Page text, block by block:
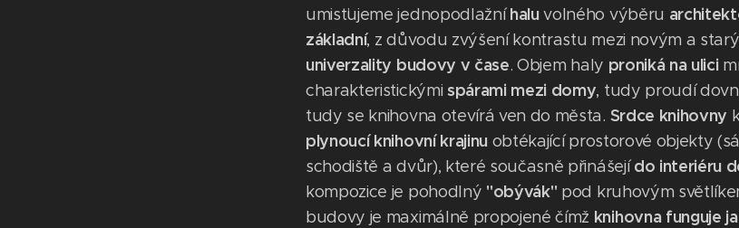
umisťujeme jednopodlažníhaluvolného výběru
základní, z důvodu zvýšení kontrastu mezi novým a
univerzality budovy v čase. Objem haly proniká na ulici
charakteristickými spárami mezi domy, tudy proudí
tudy se knihovna otevírá ven do města. Srdce knihovny
plynoucí knihovní krajinu obtékající prostorové objekty
schodiště a dvůr), které současně přinášejído interiéru
kompozice je pohodlný "obývák" pod kruhovým
budovy je maximálně propojené čímž knihovna funguje